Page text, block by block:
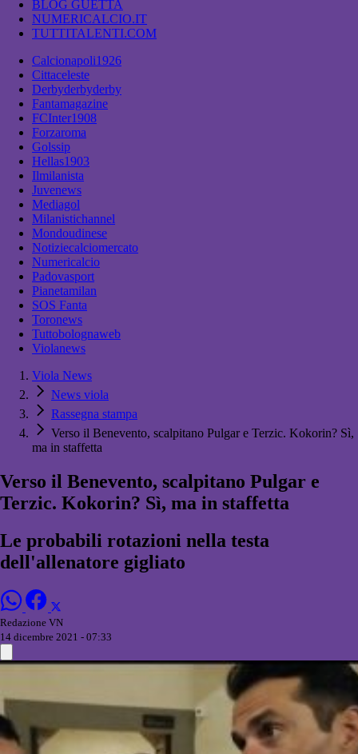
BLOG GUETTA
NUMERICALCIO.IT
TUTTITALENTI.COM
Calcionapoli1926
Cittaceleste
Derbyderbyderby
Fantamagazine
FCInter1908
Forzaroma
Golssip
Hellas1903
Ilmilanista
Juvenews
Mediagol
Milanistichannel
Mondoudinese
Notiziecalciomercato
Numericalcio
Padovasport
Pianetamilan
SOS Fanta
Toronews
Tuttobolognaweb
Violanews
Viola News
News viola
Rassegna stampa
Verso il Benevento, scalpitano Pulgar e Terzic. Kokorin? Sì,
ma in staffetta
Verso il Benevento, scalpitano Pulgar e
Terzic. Kokorin? Sì, ma in staffetta
Le probabili rotazioni nella testa
dell'allenatore gigliato
Redazione VN
14 dicembre 2021 - 07:33